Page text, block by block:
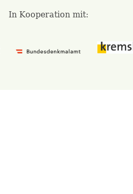
In Kooperation mit: